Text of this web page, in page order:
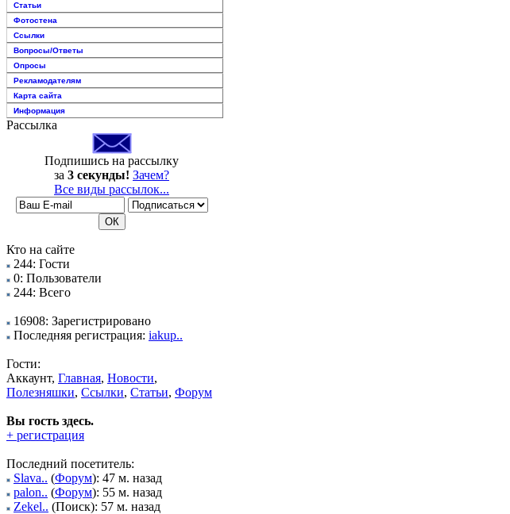
Статьи
Фотостена
Ссылки
Вопросы/Ответы
Опросы
Рекламодателям
Карта сайта
Информация
Рассылка
Подпишись на рассылку
за 3 секунды! Зачем?
Все виды рассылок...
Кто на сайте
244: Гости
0: Пользователи
244: Всего
16908: Зарегистрировано
Последняя регистрация: iakup..
Гости:
Аккаунт, Главная, Новости,
Полезняшки, Ссылки, Статьи, Форум
Вы гость здесь.
+ регистрация
Последний посетитель:
Slava.. (Форум): 47 м. назад
palon.. (Форум): 55 м. назад
Zekel.. (Поиск): 57 м. назад